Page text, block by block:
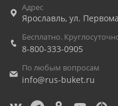
Адрес
Ярославль, ул.
Бесплатно.
8-800-333-0905
По любым вопросам
info@rus-buket.ru